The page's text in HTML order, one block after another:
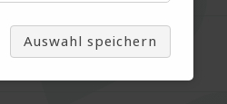
Arbon
Auswahl speichern